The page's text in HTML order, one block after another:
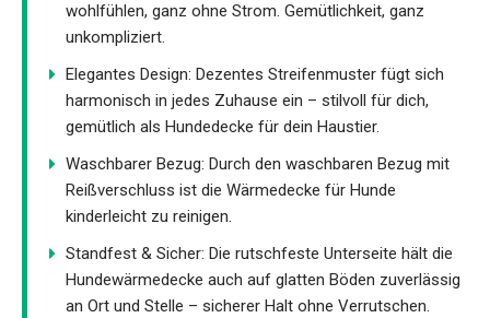
wohlfühlen, ganz ohne Strom. Gemütlichkeit, ganz
unkompliziert.
Elegantes Design: Dezentes Streifenmuster fügt sich
harmonisch in jedes Zuhause ein – stilvoll für dich,
gemütlich als Hundedecke für dein Haustier.
Waschbarer Bezug: Durch den waschbaren Bezug mit
Reißverschluss ist die Wärmedecke für Hunde
kinderleicht zu reinigen.
Standfest & Sicher: Die rutschfeste Unterseite hält die
Hundewärmedecke auch auf glatten Böden zuverlässig
an Ort und Stelle – sicherer Halt ohne Verrutschen.